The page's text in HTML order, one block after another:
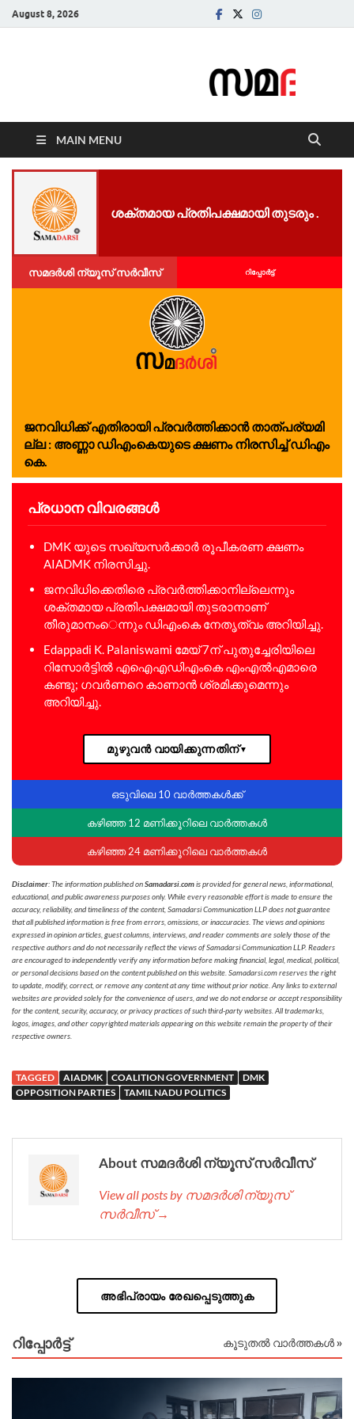
August 8, 2026
MAIN MENU
ശ​ക്ത​മാ​യ പ്ര​തി​പ​ക്ഷ​മാ​യി തു​ട​രും .
സമദർശി ന്യൂസ് സർവീസ് റിപ്പോര്‍ട്ട്
ജ​ന​വി​ധി​ക്ക് എ​തി​രാ​യി പ്ര​വ​ര്‍ത്തി​ക്കാ​ന്‍ താ​ത്പ​ര്യ​മി​
ല്ല : അ​ണ്ണാ ഡി​എം​കെ​യു​ടെ ക്ഷ​ണം നി​ര​സി​ച്ച് ഡി​എം​
കെ.
പ്രധാന വിവരങ്ങൾ
DMK യുടെ സഖ്യസര്‍ക്കാര്‍ രൂപീകരണ ക്ഷണം
AIADMK നിരസിച്ചു.
ജനവിധിക്കെതിരെ പ്രവര്‍ത്തിക്കാനില്ലെന്നും
ശക്തമായ പ്രതിപക്ഷമായി തുടരാനാണ്
തീരുമാനംെന്നും ഡിഎംകെ നേതൃത്വം അറിയിച്ചു.
Edappadi K. Palaniswami മേയ് 7ന് പുതുച്ചേരിയിലെ
റിസോര്‍ട്ടില്‍ എഐഎഡിഎംകെ എംഎല്‍എമാരെ
കണ്ടു; ഗവര്‍ണറെ കാണാന്‍ ശ്രമിക്കുമെന്നും
അറിയിച്ചു.
മുഴുവൻ വായിക്കുന്നതിന്▼
ഒടുവിലെ 10 വാർത്തകൾക്ക്
കഴിഞ്ഞ 12 മണിക്കൂറിലെ വാർത്തകൾ
കഴിഞ്ഞ 24 മണിക്കൂറിലെ വാർത്തകൾ
Disclaimer: The information published onSamadarsi.comis provided for general news, informational,
educational, and public awareness purposes only. While every reasonable effort is made to ensure the
accuracy, reliability, and timeliness of the content, Samadarsi Communication LLP does not guarantee
that all published information is free from errors, omissions, or inaccuracies. The views and opinions
expressed in opinion articles, guest columns, interviews, and reader comments are solely those of the
respective authors and do not necessarily reflect the views of Samadarsi Communication LLP. Readers
are encouraged to independently verify any information before making financial, legal, medical, political,
or personal decisions based on the content published on this website. Samadarsi.com reserves the right
to update, modify, correct, or remove any content at any time without prior notice. Any links to external
websites are provided solely for the convenience of users, and we do not endorse or accept responsibility
for the content, security, accuracy, or privacy practices of such third-party websites. All trademarks,
logos, images, and other copyrighted materials appearing on this website remain the property of their
respective owners.
TAGGED AIADMK COALITION GOVERNMENT
DMK
OPPOSITION PARTIES
TAMIL NADU POLITICS
About സമദർശി ന്യൂസ് സർവീസ്
View all posts by സമദർശി ന്യൂസ്
സർവീസ് →
അഭിപ്രായം രേഖപ്പെടുത്തുക
റിപ്പോര്‍ട്ട് കൂടുതൽ വാർത്തകൾ »